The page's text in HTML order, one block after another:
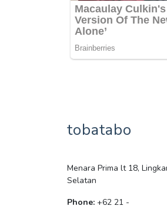
tobatabo
Menara Prima lt 18,
Selatan
Phone: +62 21 -